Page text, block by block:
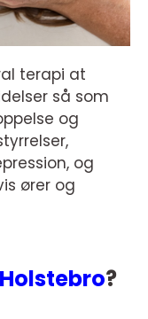
terapi at
så som
og
og
ører og
?